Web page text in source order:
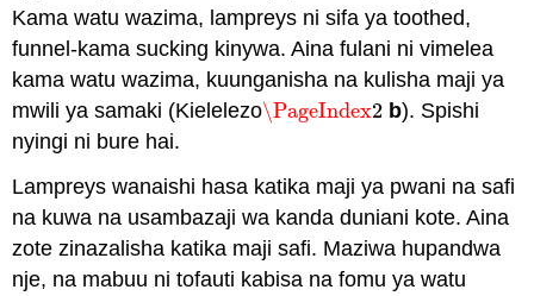
Kama watu wazima, lampreys ni sifa ya toothed,
funnel-kama sucking kinywa. Aina fulani ni vimelea
kama watu wazima, kuunganisha na kulisha maji ya
mwili ya samaki (Kielelezo\PageIndex2
\PageIndex2 b). Spishi
nyingi ni bure hai.
Lampreys wanaishi hasa katika maji ya pwani na safi
na kuwa na usambazaji wa kanda duniani kote. Aina
zote zinazalisha katika maji safi. Maziwa hupandwa
nje, na mabuu ni tofauti kabisa na fomu ya watu